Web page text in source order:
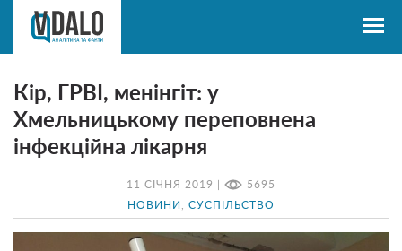
11 СІЧНЯ 2019 | 5695
НОВИНИ СУСПІЛЬСТВО
Кір, ГРВІ, менінгіт: у
Хмельницькому переповнена
інфекційна лікарня